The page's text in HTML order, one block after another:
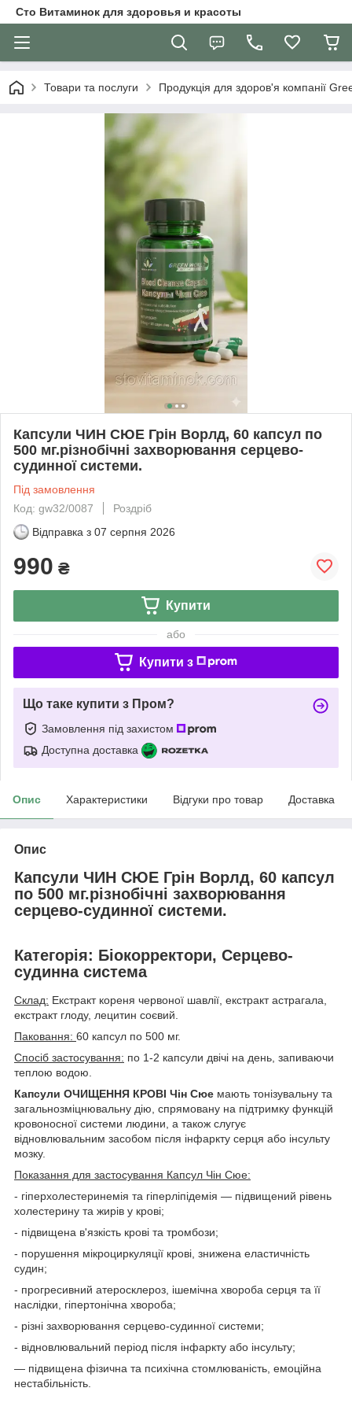
Сто Витаминок для здоровья и красоты
Товари та послуги Продукція для здоров'я компанії
Капсули ЧИН СЮЕ Грін Ворлд, 60 капсул по
500 мг.різнобічні захворювання серцево-
судинної системи.
Під замовлення
Код: gw32/0087
Роздріб
Відправка з 07 серпня 2026
990 ₴
Купити
або
Купити з
Що таке купити з Пром?
Замовлення під захистом
Доступна доставка
Опис Характеристики Відгуки про товар Доставка
Опис
Капсули ЧИН СЮЕ Грін Ворлд, 60 капсул
по 500 мг.різнобічні захворювання
серцево-судинної системи.
Категорія: Біокорректори, Серцево-
судинна система
Склад: Екстракт кореня червоної шавлії, екстракт астрагала,
екстракт глоду, лецитин соєвий.
Паковання: 60 капсул по 500 мг.
Спосіб застосування: по 1-2 капсули двічі на день, запиваючи
теплою водою.
Капсули ОЧИЩЕННЯ КРОВІ Чін Сюе мають тонізувальну та
загальнозміцнювальну дію, спрямовану на підтримку функцій
кровоносної системи людини, а також слугує
відновлювальним засобом після інфаркту серця або інсульту
мозку.
Показання для застосування Капсул Чін Сюе:
- гіперхолестеринемія та гіперліпідемія — підвищений рівень
холестерину та жирів у крові;
- підвищена в'язкість крові та тромбози;
- порушення мікроциркуляції крові, знижена еластичність
судин;
- прогресивний атеросклероз, ішемічна хвороба серця та її
наслідки, гіпертонічна хвороба;
- різні захворювання серцево-судинної системи;
- відновлювальний період після інфаркту або інсульту;
— підвищена фізична та психічна стомлюваність, емоційна
нестабільність.